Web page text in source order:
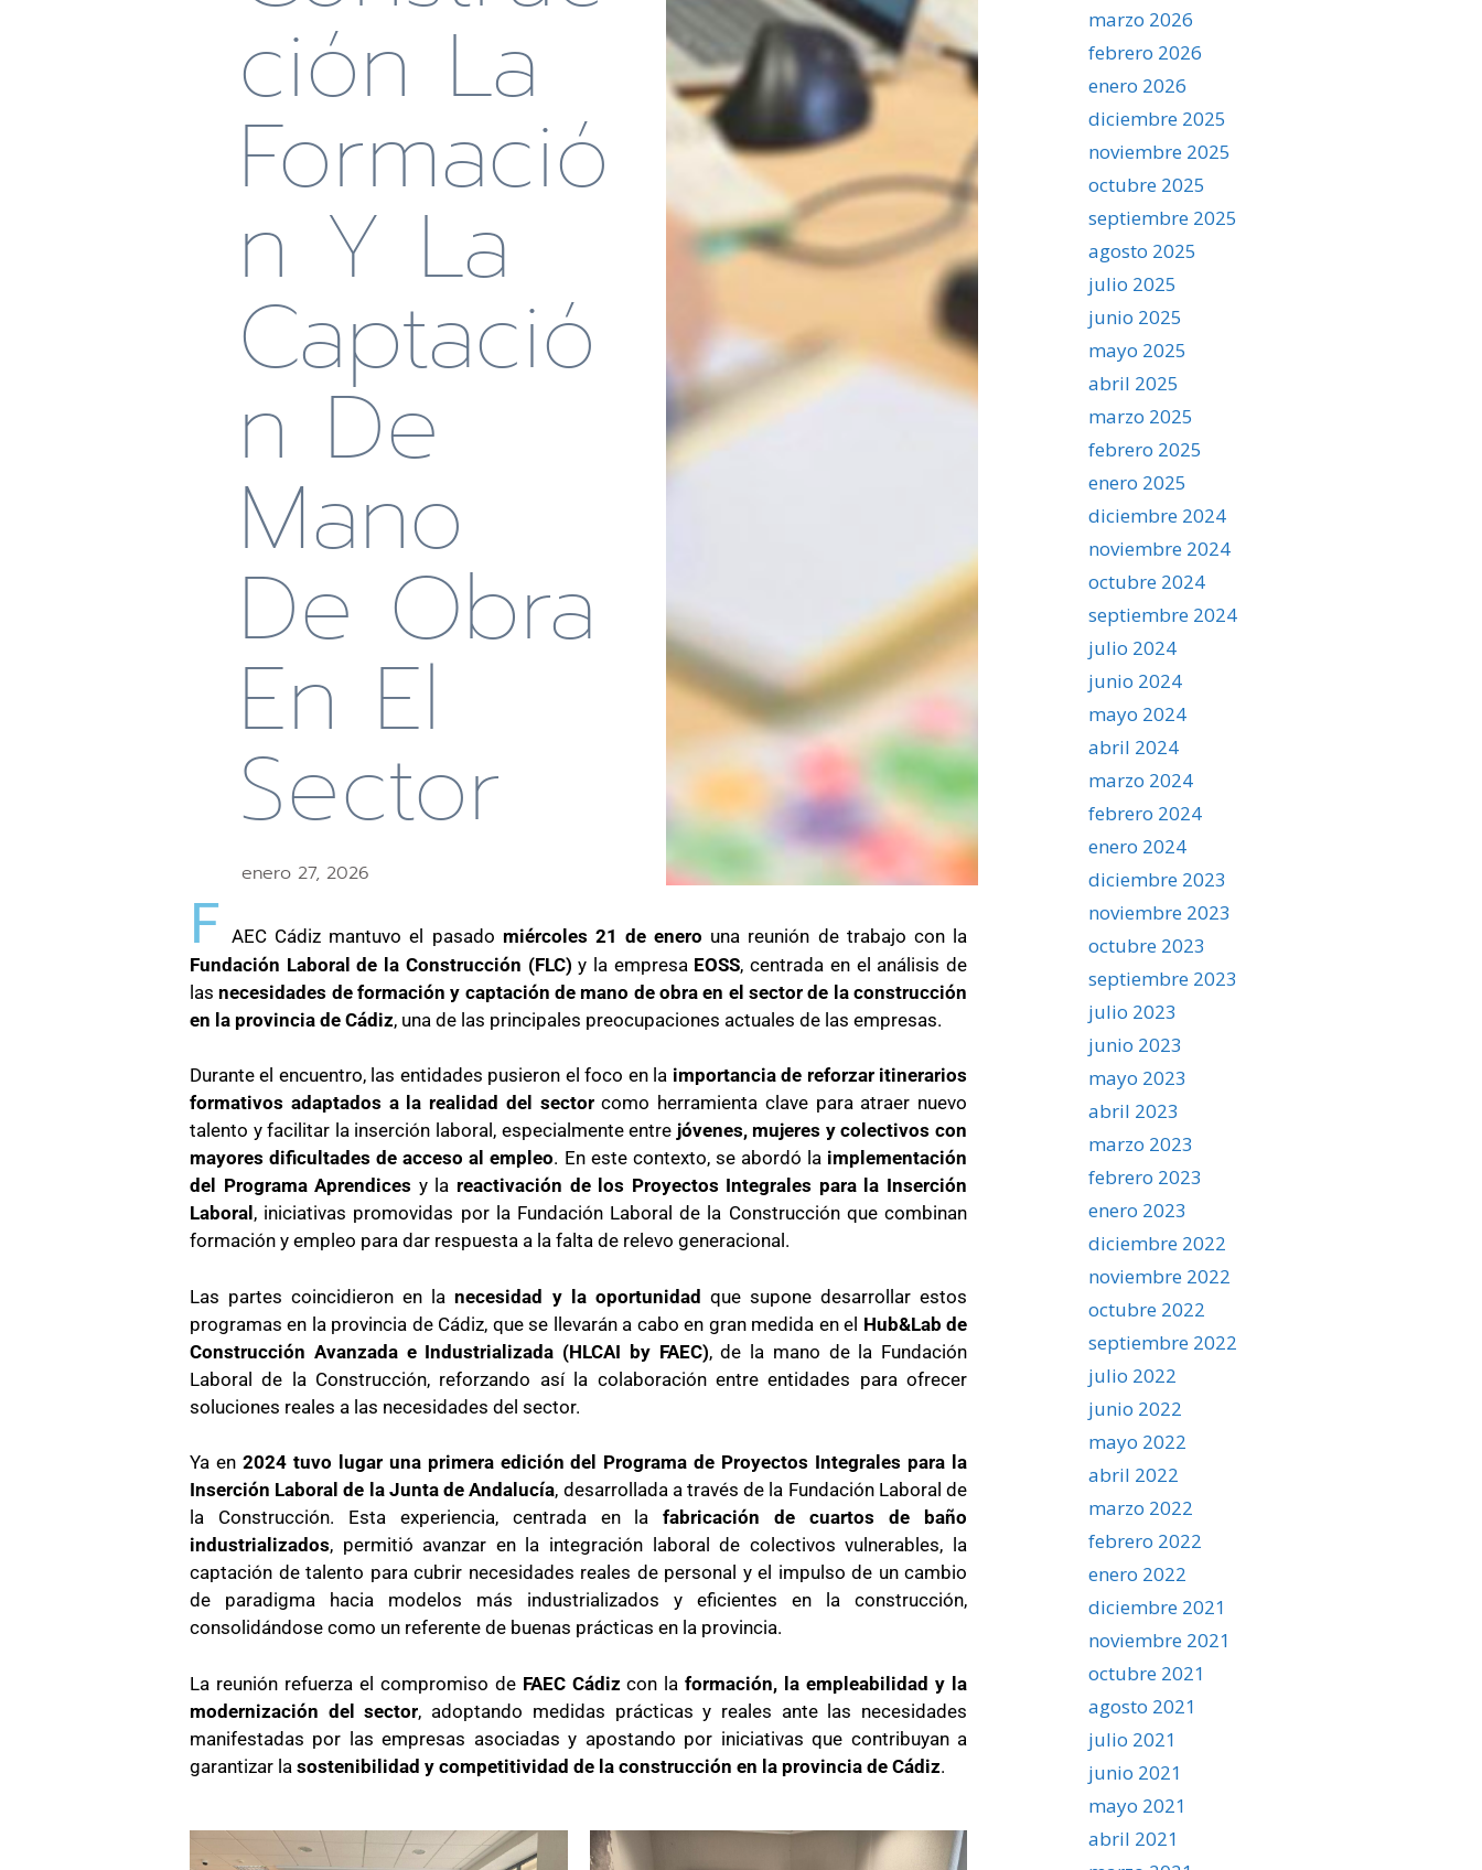
Ción La
Formació
N Y La
Captació
N De
Mano
De Obra
En El
Sector
enero 27, 2026
F AEC Cádiz mantuvo el pasado miércoles 21 de enero una reunión de trabajo con la
Fundación Laboral de la Construcción (FLC) y la empresa EOSS, centrada en el análisis de
lasnecesidades de formación y captación de mano de obra en el sector de la construcción
en la provincia de Cádiz, una de las principales preocupaciones actuales de las empresas.
Durante el encuentro, las entidades pusieron el foco en la importancia de reforzar itinerarios
formativos adaptados a la realidad del sectorcomo herramienta clave para atraer nuevo
talento y facilitar la inserción laboral, especialmente entre jóvenes, mujeres y colectivos con
mayores dificultades de acceso al empleo. En este contexto, se abordó la implementación
del Programa Aprendices y la reactivación de los Proyectos Integrales para la Inserción
Laboral , iniciativas promovidas por la Fundación Laboral de la Construcción que combinan
formación y empleo para dar respuesta a la falta de relevo generacional.
Las partes coincidieron en lanecesidad y la oportunidad que supone desarrollar estos
programas en la provincia de Cádiz, que se llevarán a cabo en gran medida en el Hub&Lab de
Construcción Avanzada e Industrializada (HLCAI by FAEC), de la mano de la Fundación
Laboral de la Construcción, reforzando así la colaboración entre entidades para ofrecer
soluciones reales a las necesidades del sector.
Ya en 2024 tuvo lugar una primera edición del Programa de Proyectos Integrales para la
Inserción Laboral de la Junta de Andalucía, desarrollada a través de la Fundación Laboral de
la Construcción. Esta experiencia, centrada en lafabricación de cuartos de baño
industrializados, permitió avanzar en la integración laboral de colectivos vulnerables, la
captación de talento para cubrir necesidades reales de personal y el impulso de un cambio
de paradigma hacia modelos más industrializados y eficientes en la construcción,
consolidándose como un referente de buenas prácticas en la provincia.
La reunión refuerza el compromiso de FAEC Cádiz con laformación, la empleabilidad y la
modernización del sector, adoptando medidas prácticas y reales ante las necesidades
manifestadas por las empresas asociadas y apostando por iniciativas que contribuyan a
garantizar la sostenibilidad y competitividad de la construcción en la provincia de Cádiz.
marzo 2026
febrero 2026
enero 2026
diciembre 2025
noviembre 2025
octubre 2025
septiembre 2025
agosto 2025
julio 2025
junio 2025
mayo 2025
abril 2025
marzo 2025
febrero 2025
enero 2025
diciembre 2024
noviembre 2024
octubre 2024
septiembre 2024
julio 2024
junio 2024
mayo 2024
abril 2024
marzo 2024
febrero 2024
enero 2024
diciembre 2023
noviembre 2023
octubre 2023
septiembre 2023
julio 2023
junio 2023
mayo 2023
abril 2023
marzo 2023
febrero 2023
enero 2023
diciembre 2022
noviembre 2022
octubre 2022
septiembre 2022
julio 2022
junio 2022
mayo 2022
abril 2022
marzo 2022
febrero 2022
enero 2022
diciembre 2021
noviembre 2021
octubre 2021
agosto 2021
julio 2021
junio 2021
mayo 2021
abril 2021